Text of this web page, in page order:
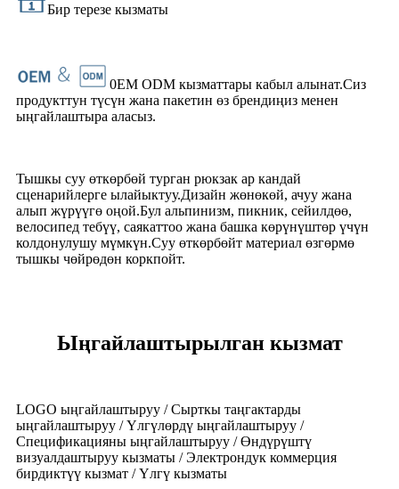
Бир терезе кызматы
0EM ODM кызматтары кабыл алынат.Сиз
продукттун түсүн жана пакетин өз брендиңиз менен
ыңгайлаштыра аласыз.
Тышкы суу өткөрбөй турган рюкзак ар кандай
сценарийлерге ылайыктуу.Дизайн жөнөкөй, ачуу жана
алып жүрүүгө оңой.Бул альпинизм, пикник, сейилдөө,
велосипед тебүү, саякаттоо жана башка көрүнүштөр үчүн
колдонулушу мүмкүн.Суу өткөрбөйт материал өзгөрмө
тышкы чөйрөдөн коркпойт.
Ыңгайлаштырылган кызмат
LOGO ыңгайлаштыруу / Сырткы таңгактарды
ыңгайлаштыруу / Үлгүлөрдү ыңгайлаштыруу /
Спецификацияны ыңгайлаштыруу / Өндүрүштү
визуалдаштыруу кызматы / Электрондук коммерция
бирдиктүү кызмат / Үлгү кызматы